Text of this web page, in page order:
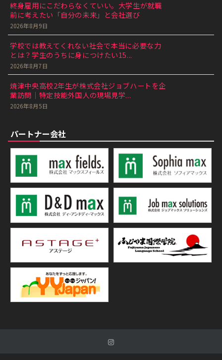
終身雇用にこだわらなくていい。大学生が就職
前に考えたい「自分の未来」と会社選び
2026年8月9日
学校では教えてくれない社会で本当に必要な力
とは？学生のうちに身につけたい15...
2026年8月7日
焼津中央高校2年生が株式会社ジョブハートを企
業訪問｜特定技能外国人の現場見学...
2026年8月5日
パートナー会社